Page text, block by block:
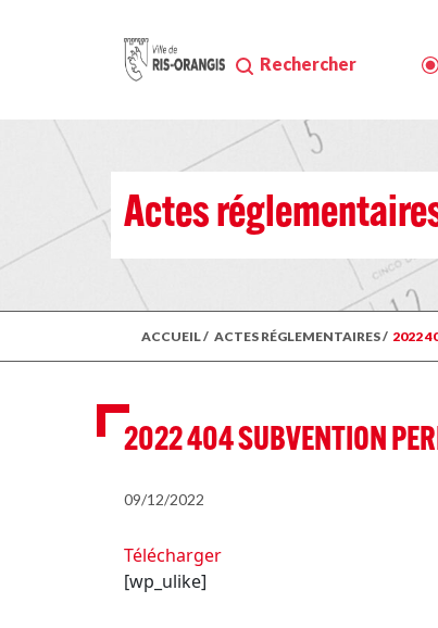
Rechercher
Actes
ACCUEIL/ ACTES RÉGLEMENTAIRES/ 2022
2022 404 SUBVENTION
09/12/2022
Télécharger
[wp_ulike]